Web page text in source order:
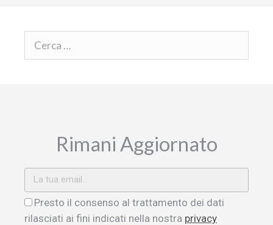
Rimani Aggiornato
Presto il consenso al trattamento dei dati
rilasciati ai fini indicati nella nostra privacy